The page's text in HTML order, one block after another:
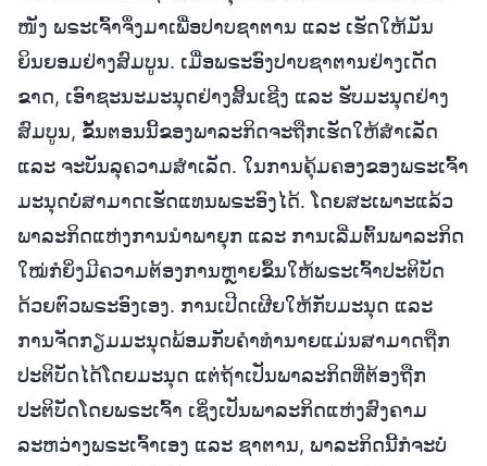
ໜັງ ພຣະເຈົ້າຈຶ່ງມາເພື່ອປາບຊາຕານ ແລະ ເຮັດໃຫ້ມັນ
ຍິນຍອມຢ່າງສົມບູນ. ເມື່ອພຣະອົງປາບຊາຕານຢ່າງເດັດ
ຂາດ, ເອົາຊະນະມະນຸດຢ່າງສິ້ນເຊີງ ແລະ ຮັບມະນຸດຢ່າງ
ສົມບູນ, ຂັ້ນຕອນນີ້ຂອງພາລະກິດຈະຖືກເຮັດໃຫ້ສຳເລັດ
ແລະ ຈະບັນລຸຄວາມສຳເລັດ. ໃນການຄຸ້ມຄອງຂອງພຣະເຈົ້າ
ມະນຸດບໍ່ສາມາດເຮັດແທນພຣະອົງໄດ້. ໂດຍສະເພາະແລ້ວ
ພາລະກິດແຫ່ງການນໍາພາຍຸກ ແລະ ການເລີ່ມຕົ້ນພາລະກິດ
ໃໝ່ກໍຍິ່ງມີຄວາມຕ້ອງການຫຼາຍຂຶ້ນໃຫ້ພຣະເຈົ້າປະຕິບັດ
ດ້ວຍຕົວພຣະອົງເອງ. ການເປີດເຜີຍໃຫ້ກັບມະນຸດ ແລະ
ການຈັດກຽມມະນຸດພ້ອມກັບຄຳທຳນາຍແມ່ນສາມາດຖືກ
ປະຕິບັດໄດ້ໂດຍມະນຸດ ແຕ່ຖ້າເປັນພາລະກິດທີ່ຕ້ອງຖືກ
ປະຕິບັດໂດຍພຣະເຈົ້າ ເຊິ່ງເປັນພາລະກິດແຫ່ງສົງຄາມ
ລະຫວ່າງພຣະເຈົ້າເອງ ແລະ ຊາຕານ, ພາລະກິດນີ້ກໍຈະບໍ່